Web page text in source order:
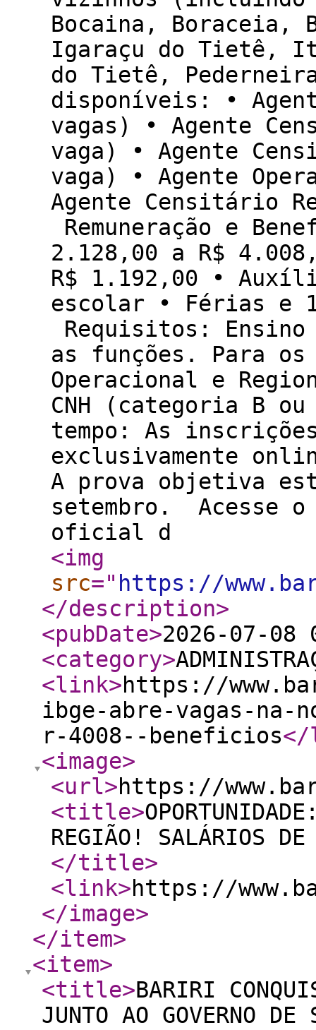
Bocaina, Boraceia,
Igaraçu do Tietê,
do Tietê,
disponíveis: •
vagas) • Agente
vaga) • Agente
vaga) • Agente
Agente Censitário
Remuneração e
2.128,00 a R$
R$ 1.192,00 •
escolar • Férias e
Requisitos: Ensino
as funções. Para
Operacional e
CNH (categoria B
tempo: As
exclusivamente
A prova objetiva
setembro. Acesse
oficial d
<img
src=" https://
</description>
<pubDate>2026-07-08
<category>
<link>https://
ibge-abre-vagas-na-
r-4008--beneficios
<image>
<url>https://
<title>
REGIÃO! SALÁRIOS
</title>
<link>https://
</image>
</item>
<item>
<title>BARIRI
JUNTO AO GOVERNO DE